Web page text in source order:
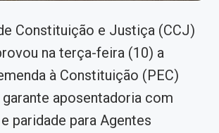
Constituição e Justiça (CCJ)
na terça-feira (10) a
à Constituição (PEC)
aposentadoria com
paridade para Agentes